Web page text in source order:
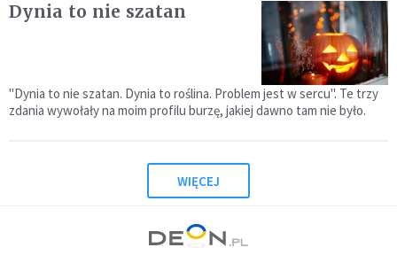
Dynia to nie szatan
"Dynia to nie szatan. Dynia to roślina. Problem jest w sercu". Te trzy
zdania wywołały na moim profilu burzę, jakiej dawno tam nie było.
WIĘCEJ